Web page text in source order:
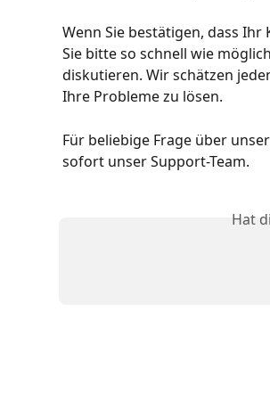
Wenn Sie bestätigen, dass
Sie bitte so schnell wie
diskutieren. Wir schätzen
Ihre Probleme zu lösen.
Für beliebige Frage über
sofort unser Support-Team.
Hat